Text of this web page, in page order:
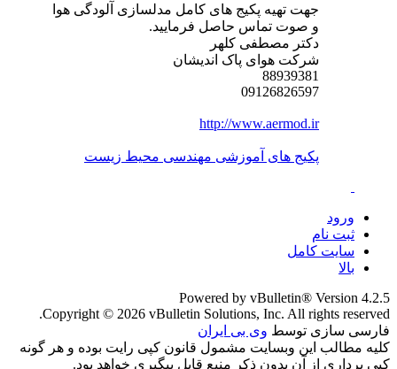
جهت تهیه پکیج های کامل مدلسازی آلودگی هوا
و صوت تماس حاصل فرمایید.
دکتر مصطفی کلهر
شرکت هوای پاک اندیشان
88939381
09126826597
http://www.aermod.ir
پکیج های آموزشی مهندسی محیط زیست
ورود
ثبت نام
سایت کامل
بالا
Powered by vBulletin® Version 4.2.5
Copyright © 2026 vBulletin Solutions, Inc. All rights reserved.
فارسی سازی توسط وی بی ایران
کلیه مطالب این وبسایت مشمول قانون کپی رایت بوده و هر گونه
کپی برداری از آن بدون ذکر منبع قابل پیگیری خواهد بود.